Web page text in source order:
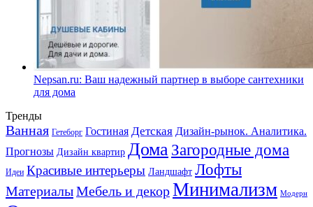
Nepsan.ru: Ваш надежный партнер в выборе сантехники
для дома
Тренды
Ванная Гетеборг Гостиная Детская Дизайн-рынок. Аналитика.
Прогнозы Дизайн квартир Дома Загородные дома
Идеи Красивые интерьеры Ландшафт Лофты
МатериалыМебель и декорМинимализм Модерн